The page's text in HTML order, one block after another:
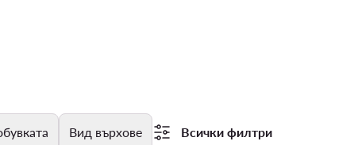
Вид върхове Всички филтри